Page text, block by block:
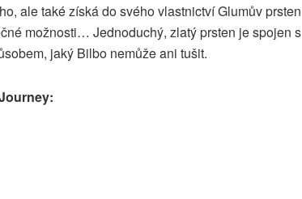
ale také získá do svého vlastnictví Glumův prsten
možnosti… Jednoduchý, zlatý prsten je spojen s
jaký Bilbo nemůže ani tušit.